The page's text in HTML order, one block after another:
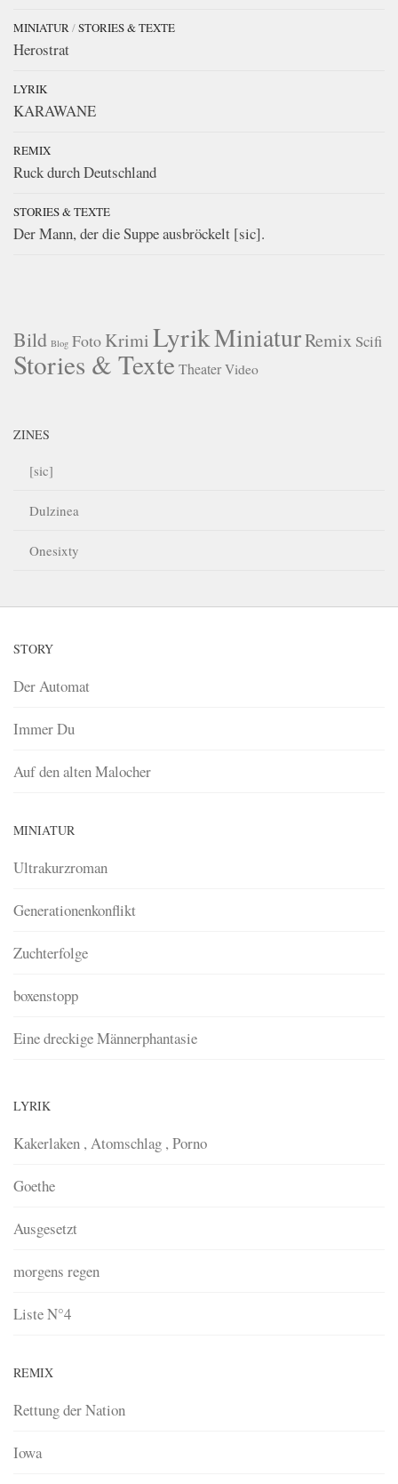
MINIATUR/STORIES & TEXTE
Herostrat
LYRIK
KARAWANE
REMIX
Ruck durch Deutschland
STORIES & TEXTE
Der Mann, der die Suppe ausbröckelt [sic].
Bild Blog Foto KrimiLyrikMiniaturRemix Scifi
Stories & TexteTheater Video
ZINES
[sic]
Dulzinea
Onesixty
STORY
Der Automat
Immer Du
Auf den alten Malocher
MINIATUR
Ultrakurzroman
Generationenkonflikt
Zuchterfolge
boxenstopp
Eine dreckige Männerphantasie
LYRIK
Kakerlaken , Atomschlag , Porno
Goethe
Ausgesetzt
morgens regen
Liste N°4
REMIX
Rettung der Nation
Iowa